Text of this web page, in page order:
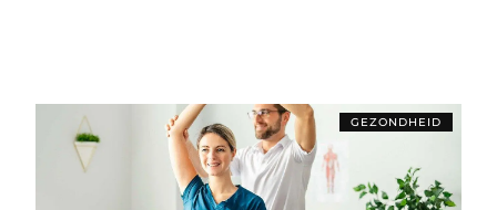
GEZONDHEID